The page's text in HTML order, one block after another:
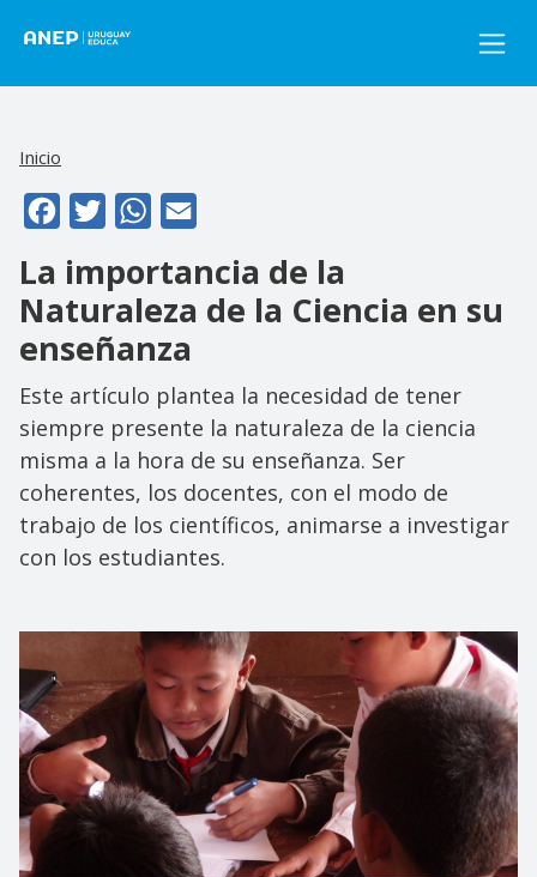
Inicio
FacebookTwitterWhatsApp
La importancia de la
Naturaleza de la Ciencia en su
enseñanza
Este artículo plantea la necesidad de tener
siempre presente la naturaleza de la ciencia
misma a la hora de su enseñanza. Ser
coherentes, los docentes, con el modo de
trabajo de los científicos, animarse a investigar
con los estudiantes.